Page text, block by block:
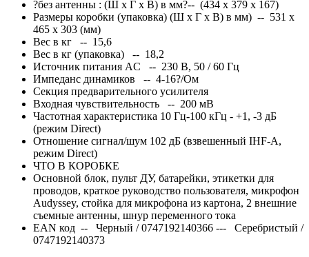
?без антенны : (Ш x Г x В) в мм?-- (434 x 379 x 167)
Размеры коробки (упаковка) (Ш x Г x В) в мм) -- 531 x
465 x 303 (мм)
Вес в кг -- 15,6
Вес в кг (упаковка) -- 18,2
Источник питания AC -- 230 В, 50 / 60 Гц
Импеданс динамиков -- 4-16?/Ом
Секция предварительного усилителя
Входная чувствительность -- 200 мВ
Частотная характеристика 10 Гц-100 кГц - +1, -3 дБ
(режим Direct)
Отношение сигнал/шум 102 дБ (взвешенный IHF-A,
режим Direct)
ЧТО В КОРОБКЕ
Основной блок, пульт ДУ, батарейки, этикетки для
проводов, краткое руководство пользователя, микрофон
Audyssey, стойка для микрофона из картона, 2 внешние
съемные антенны, шнур переменного тока
EAN код -- Черный / 0747192140366 --- Серебристый /
0747192140373